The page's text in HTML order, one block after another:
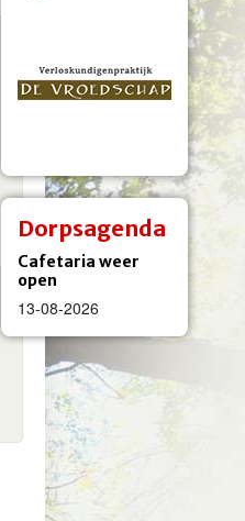
Dorpsagenda
Cafetaria weer
open
13-08-2026